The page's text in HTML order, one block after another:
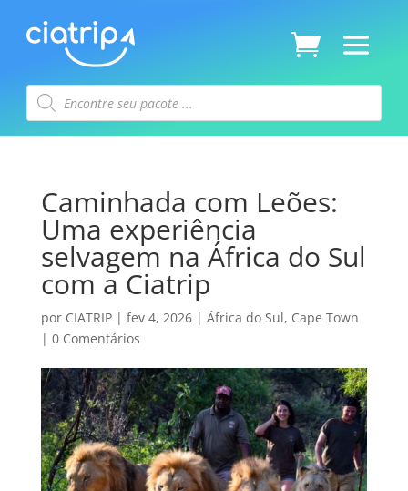
Pesquisar
produtos
Caminhada com Leões:
Uma experiência
selvagem na África do Sul
com a Ciatrip
por CIATRIP| fev 4, 2026| África do Sul, Cape Town
| 0 Comentários